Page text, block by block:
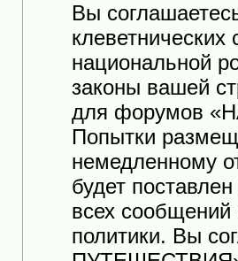
Вы
национальной
законы вашей
для форумов
Попытки
немедленному
будет
всех сообщений
политики. Вы